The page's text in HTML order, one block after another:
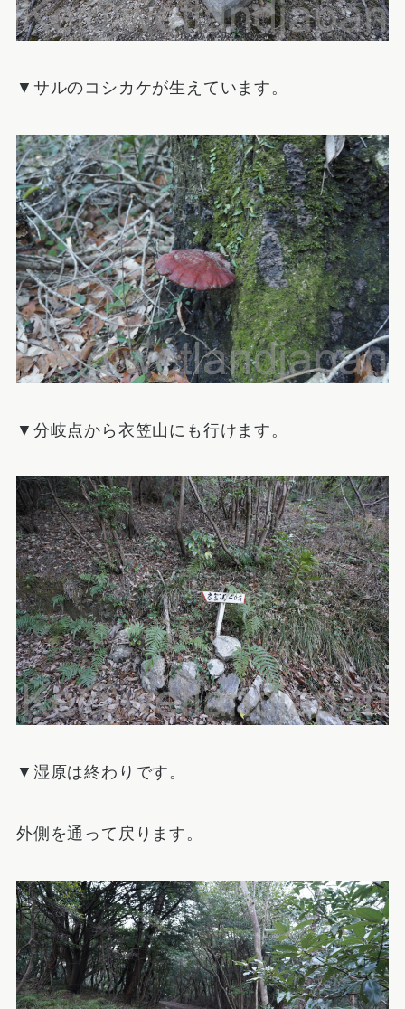
▼サルのコシカケが生えています。
▼分岐点から衣笠山にも行けます。
▼湿原は終わりです。
外側を通って戻ります。